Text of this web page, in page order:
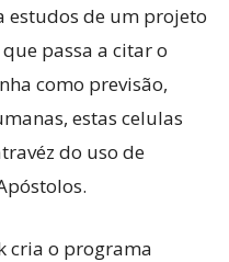
estudos de um projeto
passa a citar o
como previsão,
estas celulas
do uso de
cria o programa